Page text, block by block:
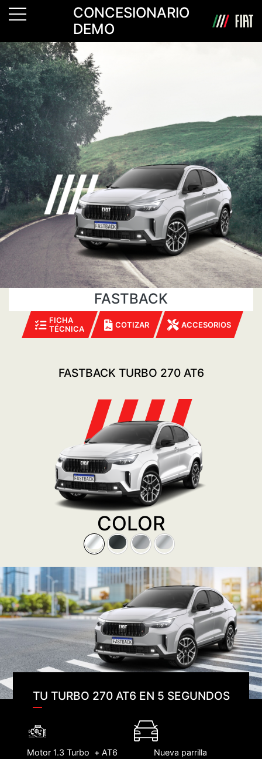
CONCESIONARIO
DEMO
FASTBACK
FICHA
TÉCNICA
COTIZAR ACCESORIOS
FASTBACK TURBO 270 AT6
COLOR
TU TURBO 270 AT6 EN 5 SEGUNDOS
Motor 1.3 Turbo + AT6 Nueva parrilla